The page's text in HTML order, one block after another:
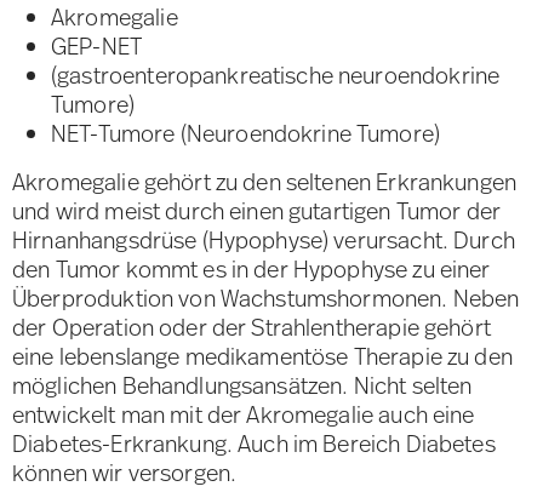
Akromegalie
GEP-NET
(gastroenteropankreatische neuroendokrine
Tumore)
NET-Tumore (Neuroendokrine Tumore)
Akromegalie gehört zu den seltenen Erkrankungen
und wird meist durch einen gutartigen Tumor der
Hirnanhangsdrüse (Hypophyse) verursacht. Durch
den Tumor kommt es in der Hypophyse zu einer
Überproduktion von Wachstumshormonen. Neben
der Operation oder der Strahlentherapie gehört
eine lebenslange medikamentöse Therapie zu den
möglichen Behandlungsansätzen. Nicht selten
entwickelt man mit der Akromegalie auch eine
Diabetes-Erkrankung. Auch im Bereich Diabetes
können wir versorgen.